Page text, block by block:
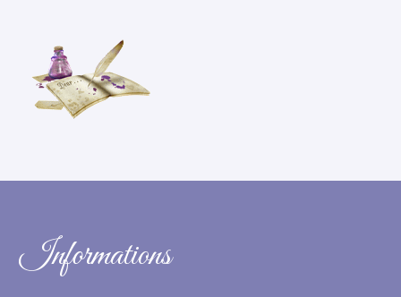
Informations